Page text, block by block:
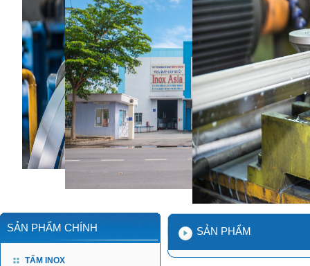
SẢN PHẨM CHÍNH
TẤM INOX
SẢN PHẨM